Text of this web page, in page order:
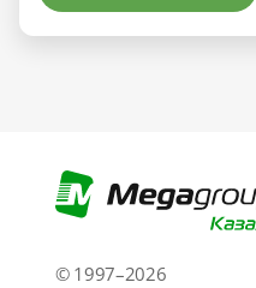
© 1997–2026